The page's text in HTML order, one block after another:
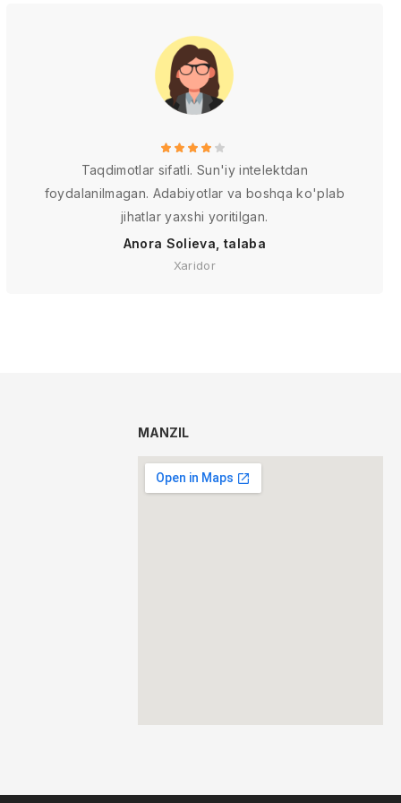
Taqdimotlar sifatli. Sun'iy intelektdan
foydalanilmagan. Adabiyotlar va boshqa ko'plab
jihatlar yaxshi yoritilgan.
Anora Solieva, talaba
Xaridor
MANZIL